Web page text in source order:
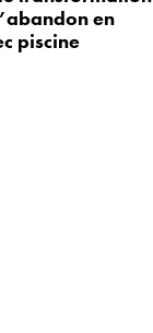
en
piscine